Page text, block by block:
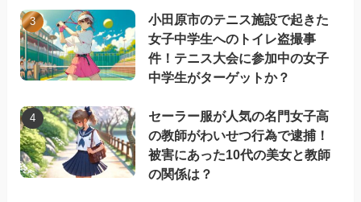
小田原市のテニス施設で起きた
女子中学生へのトイレ盗撮事
件！テニス大会に参加中の女子
中学生がターゲットか？
セーラー服が人気の名門女子高
の教師がわいせつ行為で逮捕！
被害にあった10代の美女と教師
の関係は？